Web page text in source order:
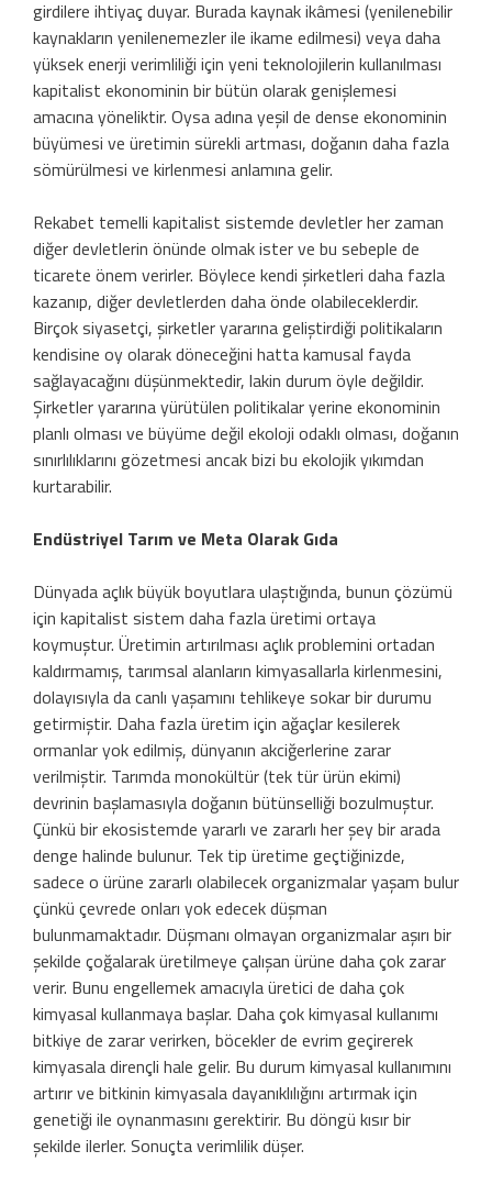
girdilere ihtiyaç duyar. Burada kaynak ikâmesi (yenilenebilir
kaynakların yenilenemezler ile ikame edilmesi) veya daha
yüksek enerji verimliliği için yeni teknolojilerin kullanılması
kapitalist ekonominin bir bütün olarak genişlemesi
amacına yöneliktir. Oysa adına yeşil de dense ekonominin
büyümesi ve üretimin sürekli artması, doğanın daha fazla
sömürülmesi ve kirlenmesi anlamına gelir.
Rekabet temelli kapitalist sistemde devletler her zaman
diğer devletlerin önünde olmak ister ve bu sebeple de
ticarete önem verirler. Böylece kendi şirketleri daha fazla
kazanıp, diğer devletlerden daha önde olabileceklerdir.
Birçok siyasetçi, şirketler yararına geliştirdiği politikaların
kendisine oy olarak döneceğini hatta kamusal fayda
sağlayacağını düşünmektedir, lakin durum öyle değildir.
Şirketler yararına yürütülen politikalar yerine ekonominin
planlı olması ve büyüme değil ekoloji odaklı olması, doğanın
sınırlılıklarını gözetmesi ancak bizi bu ekolojik yıkımdan
kurtarabilir.
Endüstriyel Tarım ve Meta Olarak Gıda
Dünyada açlık büyük boyutlara ulaştığında, bunun çözümü
için kapitalist sistem daha fazla üretimi ortaya
koymuştur. Üretimin artırılması açlık problemini ortadan
kaldırmamış, tarımsal alanların kimyasallarla kirlenmesini,
dolayısıyla da canlı yaşamını tehlikeye sokar bir durumu
getirmiştir. Daha fazla üretim için ağaçlar kesilerek
ormanlar yok edilmiş, dünyanın akciğerlerine zarar
verilmiştir. Tarımda monokültür (tek tür ürün ekimi)
devrinin başlamasıyla doğanın bütünselliği bozulmuştur.
Çünkü bir ekosistemde yararlı ve zararlı her şey bir arada
denge halinde bulunur. Tek tip üretime geçtiğinizde,
sadece o ürüne zararlı olabilecek organizmalar yaşam bulur
çünkü çevrede onları yok edecek düşman
bulunmamaktadır. Düşmanı olmayan organizmalar aşırı bir
şekilde çoğalarak üretilmeye çalışan ürüne daha çok zarar
verir. Bunu engellemek amacıyla üretici de daha çok
kimyasal kullanmaya başlar. Daha çok kimyasal kullanımı
bitkiye de zarar verirken, böcekler de evrim geçirerek
kimyasala dirençli hale gelir. Bu durum kimyasal kullanımını
artırır ve bitkinin kimyasala dayanıklılığını artırmak için
genetiği ile oynanmasını gerektirir. Bu döngü kısır bir
şekilde ilerler. Sonuçta verimlilik düşer.